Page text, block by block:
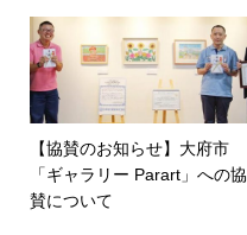
【協賛のお知らせ】大府市
「ギャラリー Parart」への協
賛について